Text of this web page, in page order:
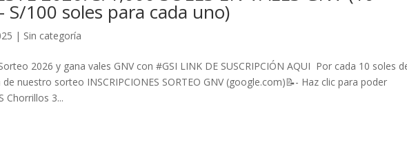
S/100 soles para cada uno)
| Sin categoría
2026 y gana vales GNV con #GSI LINK DE SUSCRIPCIÓN AQUI Por cada 10 soles
nuestro sorteo INSCRIPCIONES SORTEO GNV (google.com)📝- Haz clic para poder
Chorrillos 3...